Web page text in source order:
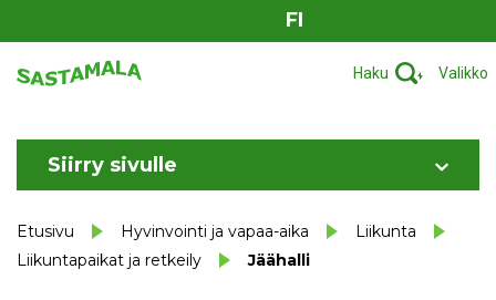
FI
Haku Valikko
Etusivu Hyvinvointi ja vapaa-aika
Liikunta
Liikuntapaikat ja retkeily
Jäähalli
Siirry sivulle